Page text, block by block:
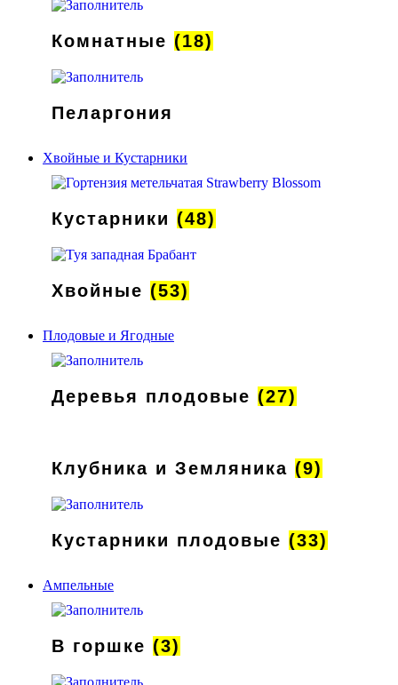
Комнатные (18)
Пеларгония
Хвойные и Кустарники
Кустарники (48)
Хвойные (53)
Плодовые и Ягодные
Деревья плодовые (27)
Клубника и Земляника (9)
Кустарники плодовые (33)
Ампельные
В горшке (3)